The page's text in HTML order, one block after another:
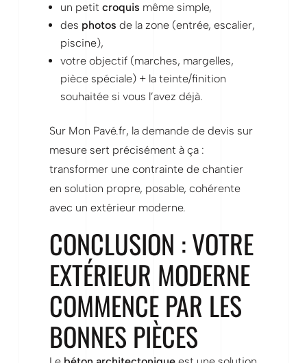
un petit croquis même simple,
des photos de la zone (entrée, escalier,
piscine),
votre objectif (marches, margelles,
pièce spéciale) + la teinte/finition
souhaitée si vous l’avez déjà.
Sur Mon Pavé.fr, la demande de devis sur
mesure sert précisément à ça :
transformer une contrainte de chantier
en solution propre, posable, cohérente
avec un extérieur moderne.
CONCLUSION : VOTRE
EXTÉRIEUR MODERNE
COMMENCE PAR LES
BONNES PIÈCES